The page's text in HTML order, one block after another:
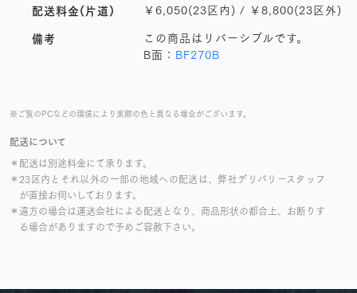
※ご覧のPCなどの環境により実際の色と異なる場合がございます。
配送について
＊配送は別途料金にて承ります。
＊23区内とそれ以外の一部の地域への配送は、弊社デリバリースタッフ
が直接お伺いしております。
＊遠方の場合は運送会社による配送となり、商品形状の都合上、お断りす
る場合がありますので予めご容赦下さい。
配送料金(片道) ￥6,050(23区内) / ￥8,800(23区外)
備考
この商品はリバーシブルです。
B面： BF270B